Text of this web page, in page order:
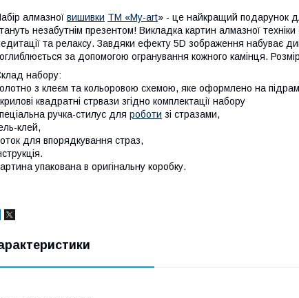
алмазної вишивки ТМ «My-art» - це найкращий подарунок
незабутнім презентом! Викладка картин алмазної
та релаксу. Завдяки ефекту 5D зображення набуває
за допомогою огранування кожного камінця.
набору:
з клеєм та кольоровою схемою, яке оформлено на
квадратні стрвази згідно комплектації набору
ручка-стилус для роботи зі стразами,
клей,
для впорядкування страз,
упакована в оригінальну коробку.